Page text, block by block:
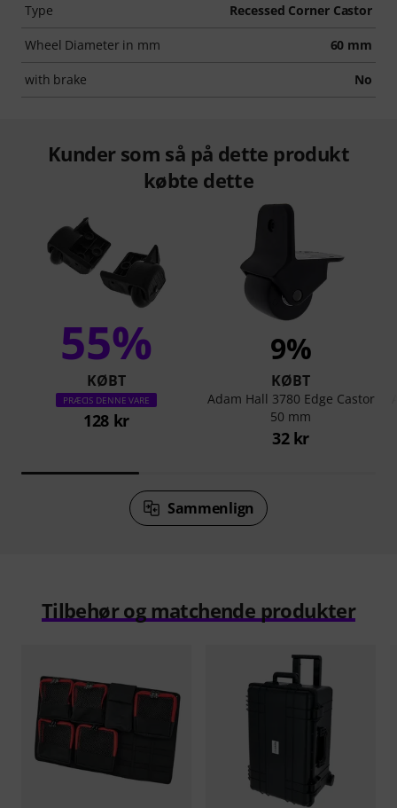
Type Recessed Corner Castor
Wheel Diameter in mm 60 mm
with brake No
Kunder som så på dette produkt
købte dette
55%
KØBT
PRÆCIS DENNE VARE
128 kr
9%
KØBT
Adam Hall 3780 Edge Castor
50 mm
32 kr
Sammenlign
Tilbehør og matchende produkter